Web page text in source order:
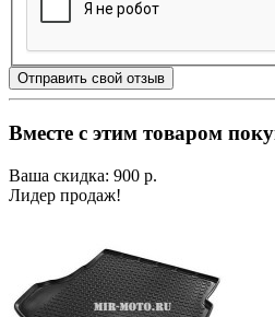
Отправить свой отзыв
Вместе с этим товаром
Ваша скидка: 900 р.
Лидер продаж!